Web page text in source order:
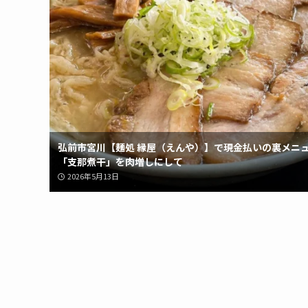
弘前市宮川【麺処 縁屋（えんや）】で現金払いの裏メニ
「支那煮干」を肉増しにして
2026年5月13日